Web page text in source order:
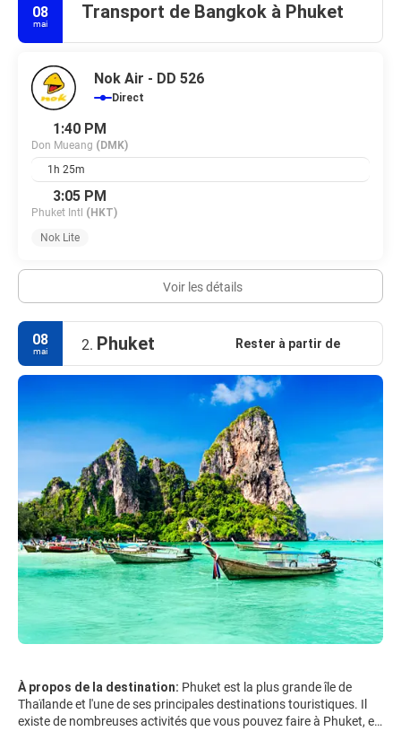
08
mai
Transport de Bangkok à Phuket
Nok Air - DD 526
Direct
1:40 PM
Don Mueang (DMK)
1h 25m
3:05 PM
Phuket Intl (HKT)
Nok Lite
Voir les détails
08
mai 2. Phuket Rester à partir de
À propos de la destination: Phuket est la plus grande île de
Thaïlande et l'une de ses principales destinations touristiques. Il
existe de nombreuses activités que vous pouvez faire à Phuket, en